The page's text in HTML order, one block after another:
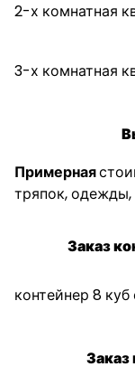
2-х комнатная
3-х комнатная
Примерная
тряпок,
Заказ
контейнер 8 куб
Заказ